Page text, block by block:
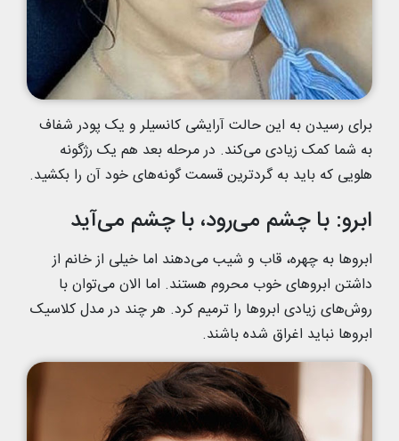
برای رسیدن به این حالت آرایشی کانسیلر و یک پودر شفاف
به شما کمک زیادی می‌کند. در مرحله بعد هم یک رژگونه
هلویی که باید به گردترین قسمت گونه‌های خود آن را بکشید.
ابرو: با چشم می‌رود، با چشم می‌آید
ابرو‌ها به چهره، قاب و شیب می‌دهند اما خیلی از خانم از
داشتن ابرو‌های خوب محروم هستند. اما الان می‌توان با
روش‌های زیادی ابرو‌ها را ترمیم کرد. هر چند در مدل کلاسیک
ابرو‌ها نباید اغراق شده باشند.